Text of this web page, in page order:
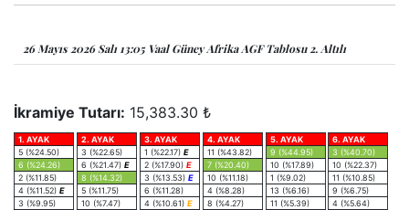
26 Mayıs 2026 Salı 13:05 Vaal Güney Afrika AGF Tablosu 2. Altılı
İkramiye Tutarı: 15,383.30 ₺
1. AYAK
5 (%24.50)
6 (%24.26)
2 (%11.85)
4 (%11.52) E
3 (%9.95)
2. AYAK
3 (%22.65)
6 (%21.47) E
8 (%14.32)
5 (%11.75)
10 (%7.47)
3. AYAK
1 (%22.17) E
2 (%17.90) E
3 (%13.53) E
6 (%11.28)
4 (%10.61) E
4. AYAK
11 (%43.82)
7 (%20.40)
10 (%11.18)
4 (%8.28)
8 (%4.27)
5. AYAK
9 (%44.95)
10 (%17.89)
1 (%9.02)
13 (%6.16)
11 (%5.39)
6. AYAK
3 (%40.70)
10 (%22.37)
11 (%10.85)
9 (%6.75)
4 (%5.64)